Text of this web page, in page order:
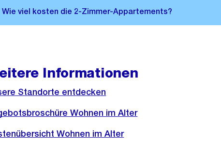
Informationen
Standorte entdecken
Wohnen im Alter
Wohnen im Alter